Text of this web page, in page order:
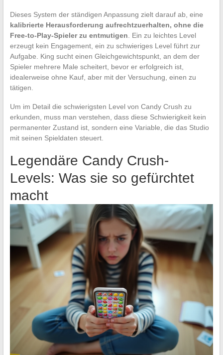
Dieses System der ständigen Anpassung zielt darauf ab, eine
kalibrierte Herausforderung aufrechtzuerhalten, ohne die
Free-to-Play-Spieler zu entmutigen . Ein zu leichtes Level
erzeugt kein Engagement, ein zu schwieriges Level führt zur
Aufgabe. King sucht einen Gleichgewichtspunkt, an dem der
Spieler mehrere Male scheitert, bevor er erfolgreich ist,
idealerweise ohne Kauf, aber mit der Versuchung, einen zu
tätigen.
Um im Detail die schwierigsten Level von Candy Crush zu
erkunden, muss man verstehen, dass diese Schwierigkeit kein
permanenter Zustand ist, sondern eine Variable, die das Studio
mit seinen Spieldaten steuert.
Legendäre Candy Crush-
Levels: Was sie so gefürchtet
macht